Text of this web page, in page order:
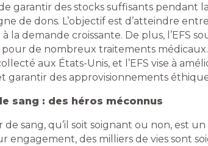
garantir des stocks suffisants pendant
de dons. L’objectif est d’atteindre
la demande croissante. De plus, l’EFS
pour de nombreux traitements
aux États-Unis, et l’EFS vise à
garantir des approvisionnements
sang : des héros méconnus
sang, qu’il soit soignant ou non, est
engagement, des milliers de vies sont